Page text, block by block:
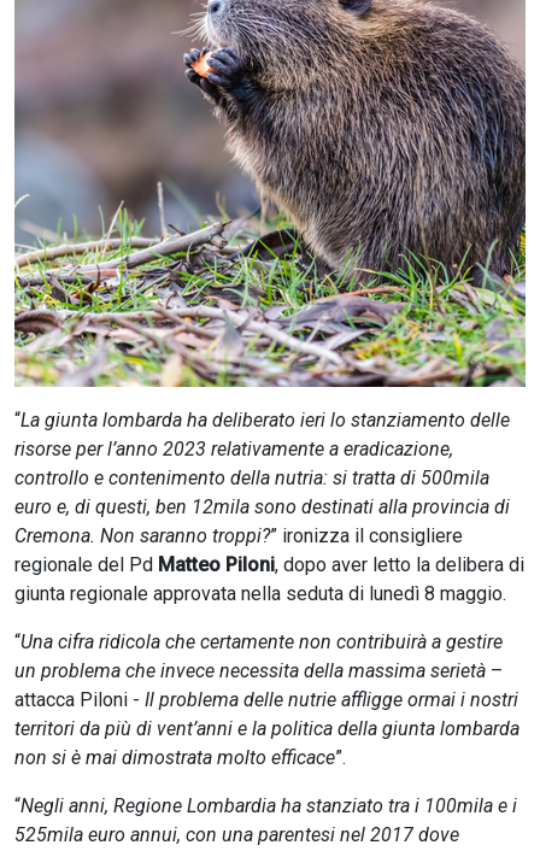
“La giunta lombarda ha deliberato ieri lo stanziamento delle
risorse per l’anno 2023 relativamente a eradicazione,
controllo e contenimento della nutria: si tratta di 500mila
euro e, di questi, ben 12mila sono destinati alla provincia di
Cremona. Non saranno troppi?” ironizza il consigliere
regionale del Pd Matteo Piloni, dopo aver letto la delibera di
giunta regionale approvata nella seduta di lunedì 8 maggio.
“Una cifra ridicola che certamente non contribuirà a gestire
un problema che invece necessita della massima serietà –
attacca Piloni - Il problema delle nutrie affligge ormai i nostri
territori da più di vent’anni e la politica della giunta lombarda
non si è mai dimostrata molto efficace”.
“Negli anni, Regione Lombardia ha stanziato tra i 100mila e i
525mila euro annui, con una parentesi nel 2017 dove